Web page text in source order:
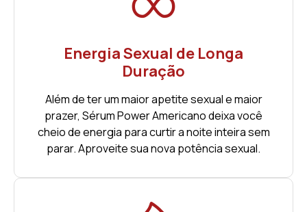
Energia Sexual de Longa
Duração
Além de ter um maior apetite sexual e maior
prazer, Sérum Power Americano deixa você
cheio de energia para curtir a noite inteira sem
parar. Aproveite sua nova potência sexual.